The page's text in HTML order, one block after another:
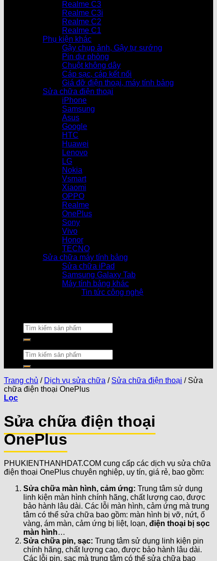
Realme C3
Realme C3i
Realme C2
Realme C1
Phụ kiện khác
Gậy chụp ảnh, Gậy tự sướng
Pin dự phòng
Chuột không dây
Cáp sạc, cáp kết nối
Giá đỡ điện thoại, máy tính bảng
Sửa chữa điện thoại
iPhone
Samsung
Asus
Google
HTC
Huawei
Lenovo
LG
Nokia
Vsmart
Xiaomi
OPPO
Realme
OnePlus
Sony
Vivo
Honor
TECNO
Sửa chữa máy tính bảng
Sửa chữa iPad
Samsung Galaxy Tab
Máy tính bảng khác
Tin tức công nghệ
Trang chủ / Dịch vụ sửa chữa / Sửa chữa điện thoại /Sửa
chữa điện thoại OnePlus
Lọc
Sửa chữa điện thoại
OnePlus
PHUKIENTHANHDAT.COM cung cấp các dịch vụ sửa chữa
điện thoại OnePlus chuyên nghiệp, uy tín, giá rẻ, bao gồm:
Sửa chữa màn hình, cảm ứng: Trung tâm sử dụng
linh kiện màn hình chính hãng, chất lượng cao, được
bảo hành lâu dài. Các lỗi màn hình, cảm ứng mà trung
tâm có thể sửa chữa bao gồm: màn hình bị vỡ, nứt, ố
vàng, ám màn, cảm ứng bị liệt, loạn, điện thoại bị sọc
màn hình…
Sửa chữa pin, sạc: Trung tâm sử dụng linh kiện pin
chính hãng, chất lượng cao, được bảo hành lâu dài.
Các lỗi pin, sạc mà trung tâm có thể sửa chữa bao